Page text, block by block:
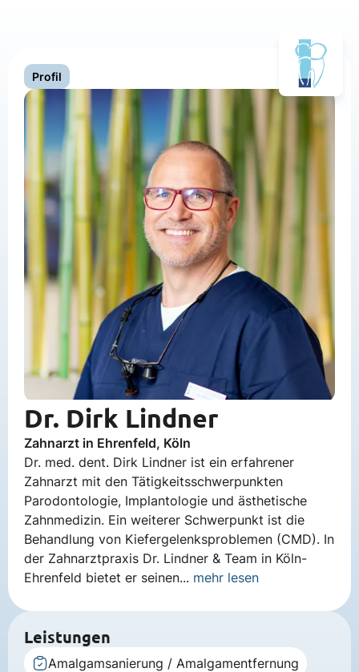
Profil
Dr. Dirk Lindner
Zahnarzt in Ehrenfeld, Köln
Dr. med. dent. Dirk Lindner ist ein erfahrener
Zahnarzt mit den Tätigkeitsschwerpunkten
Parodontologie, Implantologie und ästhetische
Zahnmedizin. Ein weiterer Schwerpunkt ist die
Behandlung von Kiefergelenksproblemen (CMD). In
der Zahnarztpraxis Dr. Lindner & Team in Köln-
Ehrenfeld bietet er seinen... mehr lesen
Leistungen
Amalgamsanierung / Amalgamentfernung